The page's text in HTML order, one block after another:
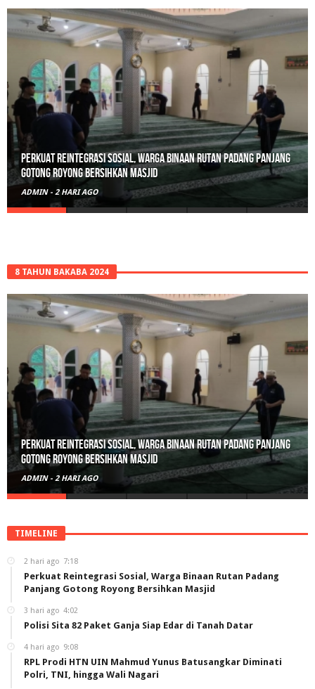
Polisi Sita 82 Paket Ganja Siap Edar di Tanah Datar
ADMIN - 3 HARI AGO
8 TAHUN BAKABA 2024
Polisi Sita 82 Paket Ganja Siap Edar di Tanah Datar
ADMIN - 3 HARI AGO
TIMELINE
2 hari ago 7:18
Perkuat Reintegrasi Sosial, Warga Binaan Rutan Padang
Panjang Gotong Royong Bersihkan Masjid
3 hari ago 4:02
Polisi Sita 82 Paket Ganja Siap Edar di Tanah Datar
4 hari ago 9:08
RPL Prodi HTN UIN Mahmud Yunus Batusangkar Diminati
Polri, TNI, hingga Wali Nagari